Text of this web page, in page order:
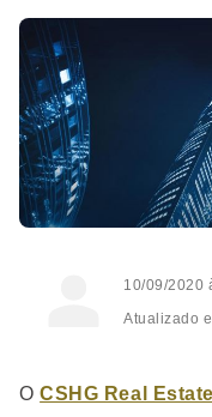
10/09/2020
Atualizado
OCSHG Real Estate